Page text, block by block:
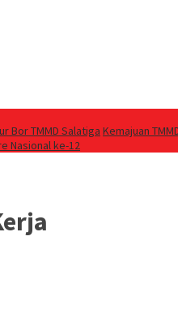
Bor TMMD Salatiga Kemajuan
Nasional ke-12